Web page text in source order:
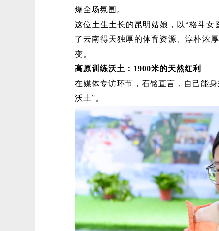
爆全场氛围。
这位土生土长的昆明姑娘，以“格斗
了云南得天独厚的体育资源、淳朴浓
变。
高原训练沃土：1900米的天然红利
在媒体专访环节，石铭直言，自己能
沃土”。